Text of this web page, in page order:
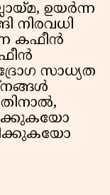
ഉയര്‍ന്ന
നിരവധി
കഫീന്‍
സാധ്യത